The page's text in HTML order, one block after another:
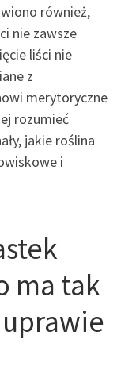
również,
nie zawsze
liści nie
z
merytoryczne
rozumieć
jakie roślina
i
ma tak